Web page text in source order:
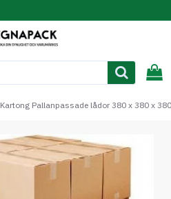
Kartong Pallanpassade lådor 380 x 380 x